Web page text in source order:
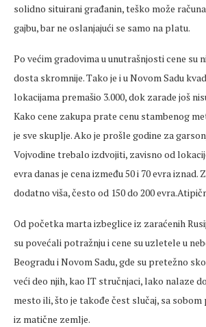
solidno situirani građanin, teško može
gajbu, bar ne oslanjajući se samo na platu.
Po većim gradovima u unutrašnjosti cene su
dosta skromnije. Tako je i u Novom Sadu
lokacijama premašio 3.000, dok zarade još
Kako cene zakupa prate cenu stambenog
je sve skuplje. Ako je prošle godine za
Vojvodine trebalo izdvojiti, zavisno od
evra danas je cena između 50 i 70 evra iznad.
dodatno viša, često od 150 do 200
Od početka marta izbeglice iz zaraćenih
su povećali potražnju i cene su uzletele u
Beogradu i Novom Sadu, gde su pretežno
veći deo njih, kao IT stručnjaci, lako nalaze
mesto ili, što je takođe čest slučaj, sa
iz matične zemlje.